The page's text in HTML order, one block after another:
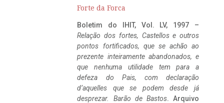
Forte da Forca
Boletim do IHIT, Vol. LV, 1997 –
Relação dos fortes, Castellos e outros
pontos fortificados, que se achão ao
prezente inteiramente abandonados, e
que nenhuma utilidade tem para a
defeza do Pais, com declaração
d’aquelles que se podem desde já
desprezar. Barão de Bastos. Arquivo